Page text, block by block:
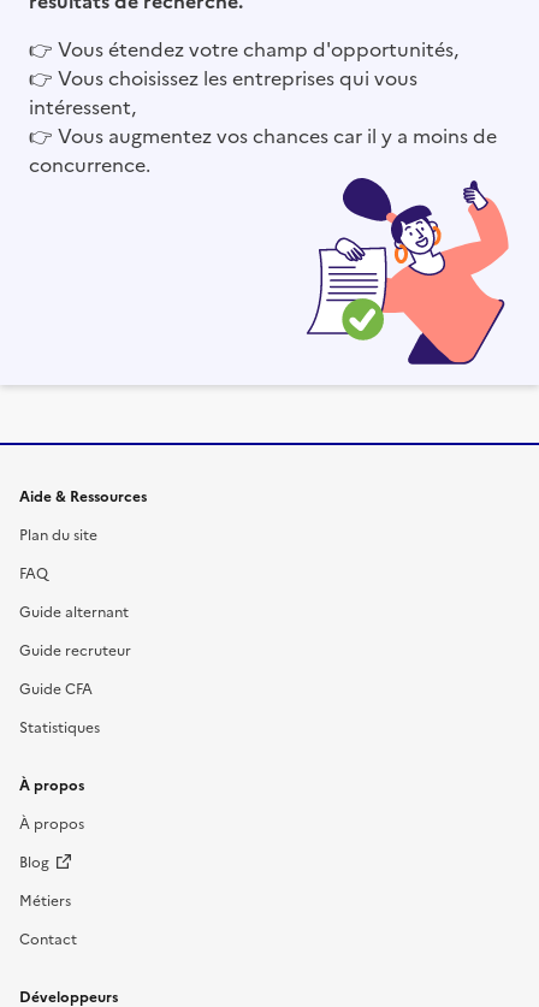
👉 Vous étendez votre champ d'opportunités,
👉 Vous choisissez les entreprises qui vous
intéressent,
👉 Vous augmentez vos chances car il y a moins de
concurrence.
Informations et liens du site
Aide & Ressources
Plan du site
FAQ
Guide alternant
Guide recruteur
Guide CFA
Statistiques
À propos
À propos
Blog
Métiers
Contact
Développeurs